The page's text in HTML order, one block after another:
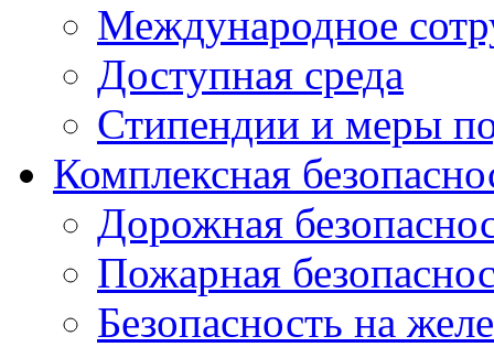
Международное
Доступная среда
Стипендии и меры
Комплексная
Дорожная
Пожарная
Безопасность на